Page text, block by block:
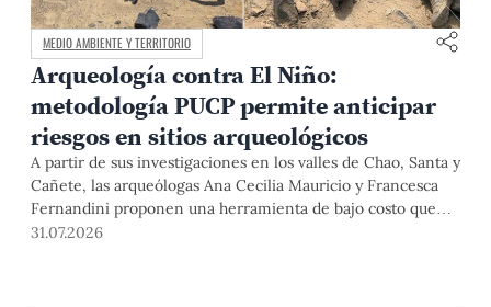
MEDIO AMBIENTE Y TERRITORIO
Arqueología contra El Niño:
metodología PUCP permite anticipar
riesgos en sitios arqueológicos
A partir de sus investigaciones en los valles de Chao, Santa y
Cañete, las arqueólogas Ana Cecilia Mauricio y Francesca
Fernandini proponen una herramienta de bajo costo que
combina datos abiertos, mapas, sistemas de información
31.07.2026